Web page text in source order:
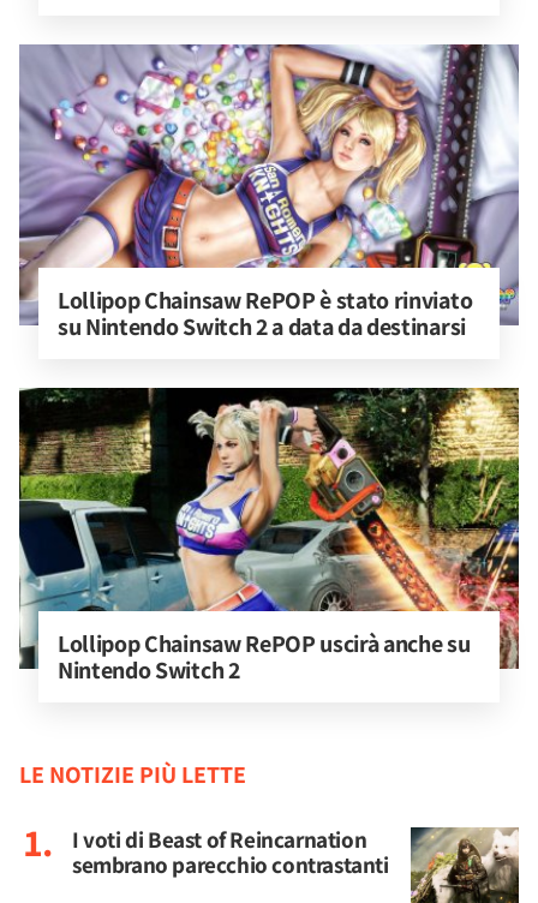
Lollipop Chainsaw RePOP è stato rinviato
su Nintendo Switch 2 a data da destinarsi
Lollipop Chainsaw RePOP uscirà anche su
Nintendo Switch 2
LE NOTIZIE PIÙ LETTE
I voti di Beast of Reincarnation
sembrano parecchio contrastanti